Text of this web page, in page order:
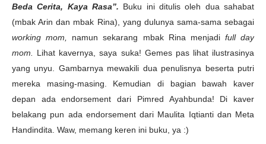
Beda Cerita, Kaya Rasa”. Buku ini ditulis oleh dua sahabat
(mbak Arin dan mbak Rina), yang dulunya sama-sama sebagai
working mom, namun sekarang mbak Rina menjadi full day
mom. Lihat kavernya, saya suka! Gemes pas lihat ilustrasinya
yang unyu. Gambarnya mewakili dua penulisnya beserta putri
mereka masing-masing. Kemudian di bagian bawah kaver
depan ada endorsement dari Pimred Ayahbunda! Di kaver
belakang pun ada endorsement dari Maulita Iqtianti dan Meta
Handindita. Waw, memang keren ini buku, ya :)